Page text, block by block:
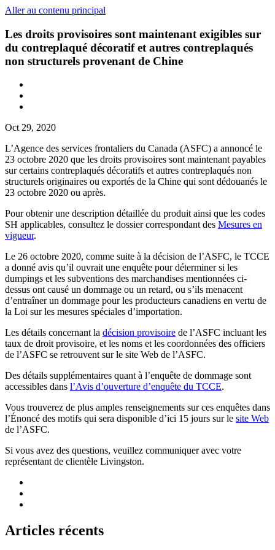
Aller au contenu principal
Les droits provisoires sont maintenant exigibles sur
du contreplaqué décoratif et autres contreplaqués
non structurels provenant de Chine
Oct 29, 2020
L’Agence des services frontaliers du Canada (ASFC) a annoncé le
23 octobre 2020 que les droits provisoires sont maintenant payables
sur certains contreplaqués décoratifs et autres contreplaqués non
structurels originaires ou exportés de la Chine qui sont dédouanés le
23 octobre 2020 ou après.
Pour obtenir une description détaillée du produit ainsi que les codes
SH applicables, consultez le dossier correspondant des Mesures en
vigueur.
Le 26 octobre 2020, comme suite à la décision de l’ASFC, le TCCE
a donné avis qu’il ouvrait une enquête pour déterminer si les
dumpings et les subventions des marchandises mentionnées ci-
dessus ont causé un dommage ou un retard, ou s’ils menacent
d’entraîner un dommage pour les producteurs canadiens en vertu de
la Loi sur les mesures spéciales d’importation.
Les détails concernant la décision provisoire de l’ASFC incluant les
taux de droit provisoire, et les noms et les coordonnées des officiers
de l’ASFC se retrouvent sur le site Web de l’ASFC.
Des détails supplémentaires quant à l’enquête de dommage sont
accessibles dans l’Avis d’ouverture d’enquête du TCCE.
Vous trouverez de plus amples renseignements sur ces enquêtes dans
l’Énoncé des motifs qui sera disponible d’ici 15 jours sur le site Web
de l’ASFC.
Si vous avez des questions, veuillez communiquer avec votre
représentant de clientèle Livingston.
Articles récents